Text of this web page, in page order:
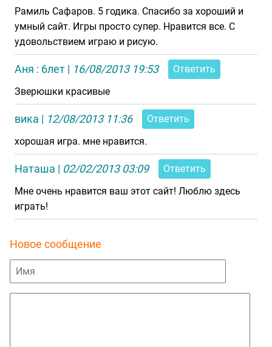
Рамиль Сафаров. 5 годика. Спасибо за хороший и
умный сайт. Игры просто супер. Нравится все. С
удовольствием играю и рисую.
Аня : 6лет | 16/08/2013 19:53
Ответить
Зверюшки красивые
вика | 12/08/2013 11:36
Ответить
хорошая игра. мне нравится.
Наташа | 02/02/2013 03:09
Ответить
Мне очень нравится ваш этот сайт! Люблю здесь
играть!
Новое сообщение